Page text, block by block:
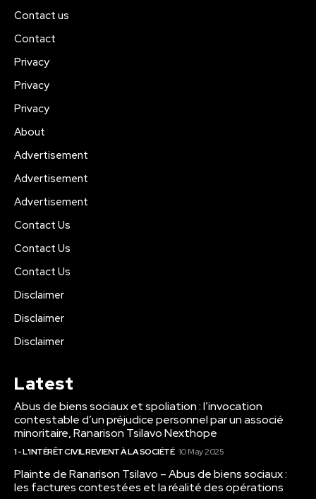
Contact us
Contact
Privacy
Privacy
Privacy
About
Advertisement
Advertisement
Advertisement
Contact Us
Contact Us
Contact Us
Disclaimer
Disclaimer
Disclaimer
Latest
Abus de biens sociaux et spoliation : l’invocation
contestable d’un préjudice personnel par un associé
minoritaire, Ranarison Tsilavo Nexthope
1 - L'INTÉRÊT CIVIL REVIENT À LA SOCIÉTÉ 10 May 2025
Plainte de Ranarison Tsilavo – Abus de biens sociaux :
les factures contestées et la réalité des opérations